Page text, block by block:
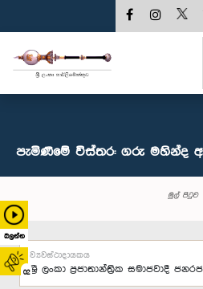
බලන්න
02
පැමිණීමේ විස්තර: ගරු මහින්ද
මුල් පිටුව
ව්‍යවස්ථාදායකය